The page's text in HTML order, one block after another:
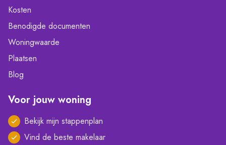
Kosten
Benodigde documenten
Woningwaarde
Plaatsen
Blog
Voor jouw woning
Bekijk mijn stappenplan
Vind de beste makelaar